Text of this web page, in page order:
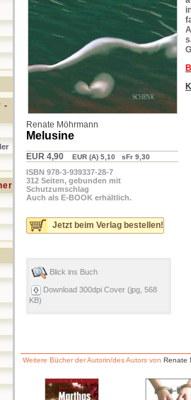
-
Renate Möhrmann
Melusine
EUR 4,90 EUR (A) 5,10 sFr 9,30
ISBN 978-3-939337-28-7
312 Seiten, gebunden mit
Schutzumschlag
Auch als E-BOOK erhältlich.
Jetzt beim Verlag bestellen!
Blick ins Buch
Download 300dpi Cover (jpg, 568
KB)
Weitere Bücher der Autorin/des Autors von Renate